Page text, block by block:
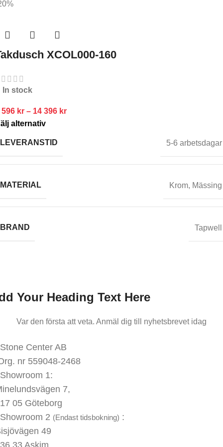
XCOL000-160
In stock
596 kr – 14 396 kr
alternativ
LEVERANSTID 5-6 arbetsdagar
MATERIAL Krom, Mässing
BRAND Tapwell
Your Heading Text Here
Var den första att veta. Anmäl dig till nyhetsbrevet idag
Stone Center AB
nr 559048-2468
Showroom 1:
7,
05 Göteborg
Showroom 2 (Endast tidsbokning) :
49